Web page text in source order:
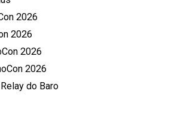
2026
2026
2026
2026
do Baro